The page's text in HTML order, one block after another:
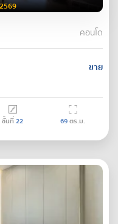
คอนโด
ขาย
ชั้นที่22 69ตร.ม.